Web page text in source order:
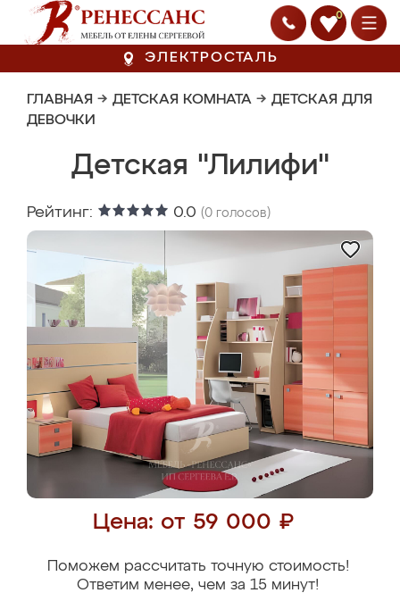
0
ЭЛЕКТРОСТАЛЬ
ГЛАВНАЯ → ДЕТСКАЯ КОМНАТА → ДЕТСКАЯ ДЛЯ
ДЕВОЧКИ
Детская "Лилифи"
Рейтинг: 0.0 (0 голосов)
Цена: от 59 000 ₽
Поможем рассчитать точную стоимость!
Ответим менее, чем за 15 минут!